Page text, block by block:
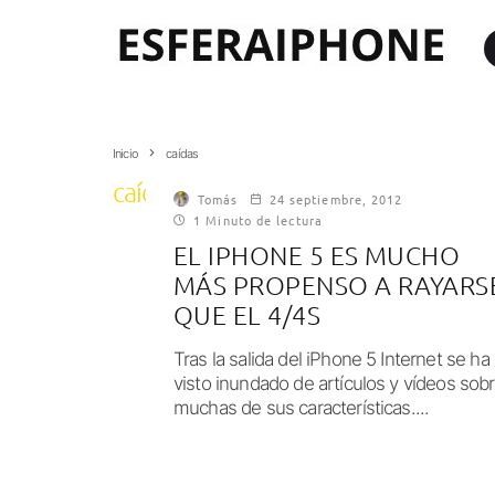
Inicio caídas
caídas Tomás
24 septiembre, 2012
1 Minuto de lectura
EL IPHONE 5 ES MUCHO
MÁS PROPENSO A
QUE EL 4/4S
Tras la salida del iPhone 5 Internet se ha
visto inundado de artículos y vídeos
muchas de sus características....